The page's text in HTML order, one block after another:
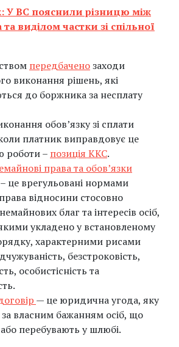
У ВС пояснили різницю між
виділом частки зі спільної
передбаченозаходи
виконання рішень, які
до боржника за несплату
обов’язку зі сплати
платник виправдовує це
роботи – позиція ККС.
права та обов’язки
– це врегульовані нормами
відносини стосовно
благ та інтересів осіб,
укладено у встановленому
характерними рисами
безстроковість,
особистісність та
— це юридична угода, яку
власним бажанням осіб, що
перебувають у шлюбі.